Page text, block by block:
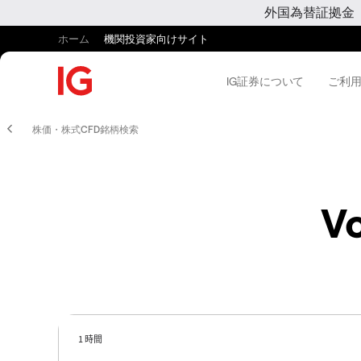
外国為替証拠金
ホーム 機関投資家向けサイト
IG証券について ご利
株価・株式CFD銘柄検索
1 時間